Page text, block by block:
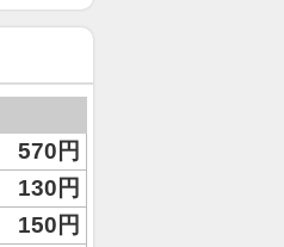
570円
130円
150円